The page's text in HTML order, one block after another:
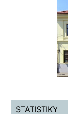
STATISTIKY